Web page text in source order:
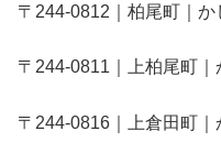
〒244-0812｜柏尾町｜か
〒244-0811｜上柏尾町｜
〒244-0816｜上倉田町｜